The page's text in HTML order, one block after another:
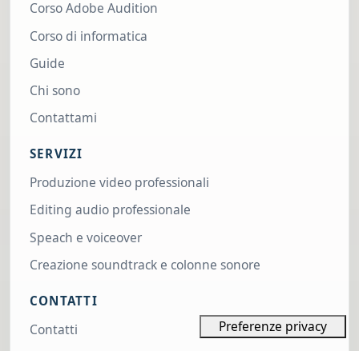
Corso Adobe Audition
Corso di informatica
Guide
Chi sono
Contattami
SERVIZI
Produzione video professionali
Editing audio professionale
Speach e voiceover
Creazione soundtrack e colonne sonore
CONTATTI
Contatti